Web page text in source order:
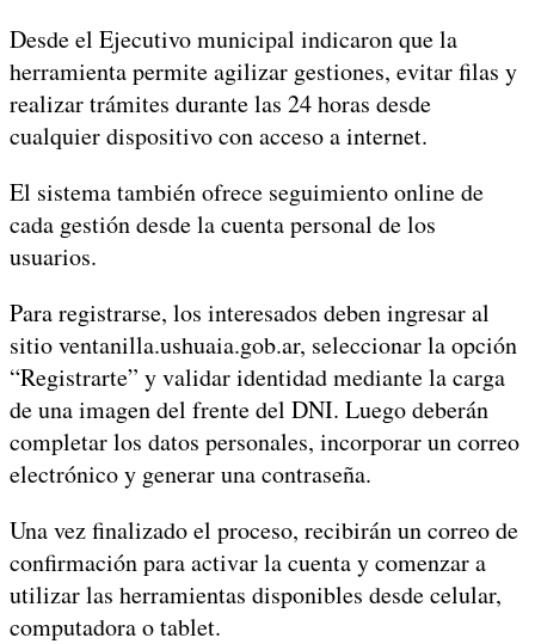
Desde el Ejecutivo municipal indicaron que la
herramienta permite agilizar gestiones, evitar filas y
realizar trámites durante las 24 horas desde
cualquier dispositivo con acceso a internet.
El sistema también ofrece seguimiento online de
cada gestión desde la cuenta personal de los
usuarios.
Para registrarse, los interesados deben ingresar al
sitio ventanilla.ushuaia.gob.ar, seleccionar la opción
“Registrarte” y validar identidad mediante la carga
de una imagen del frente del DNI. Luego deberán
completar los datos personales, incorporar un correo
electrónico y generar una contraseña.
Una vez finalizado el proceso, recibirán un correo de
confirmación para activar la cuenta y comenzar a
utilizar las herramientas disponibles desde celular,
computadora o tablet.